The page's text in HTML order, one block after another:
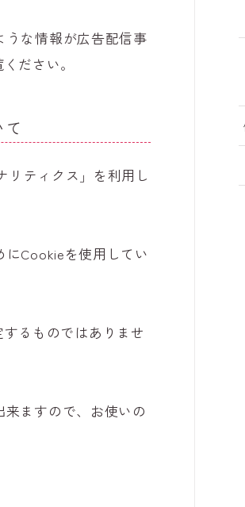
うな情報が広告配信事
ださい。
リティクス」を利用し
Cookieを使用してい
るものではありませ
ますので、お使いの